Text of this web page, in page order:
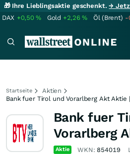
🎁 Ihre Lieblingsaktie geschenkt.→
DAX +0,50% Gold +2,26% Öl (Brent) -
Startseite
Aktien
Bank fuer Tirol und Vorarlberg Akt Aktie
Bank fuer
Vorarlberg
Aktie WKN: 854019